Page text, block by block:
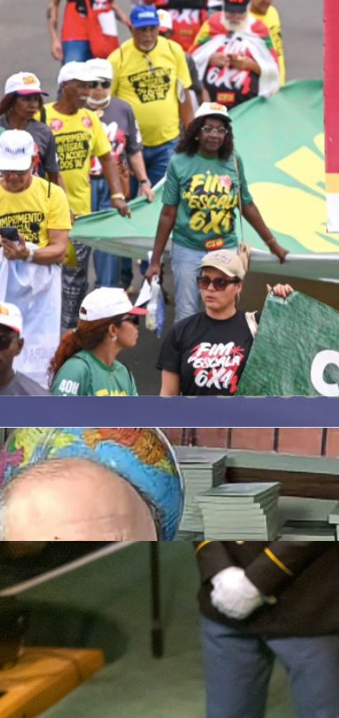
defende atualizar a CLT e
com a escala 6×1